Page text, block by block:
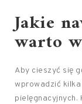
Jakie
warto
Aby cieszyć się
wprowadzić
pielęgnacyjnych.